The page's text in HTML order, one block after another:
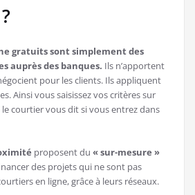
gratuits sont simplement des
auprès des banques. Ils n’apportent
pour les clients. Ils appliquent
Ainsi vous saisissez vos critères sur
courtier vous dit si vous entrez dans
proposent du « sur-mesure »
des projets qui ne sont pas
en ligne, grâce à leurs réseaux.